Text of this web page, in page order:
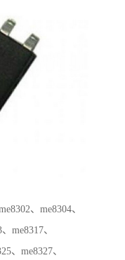
、me8304、
me8317、
、me8327、